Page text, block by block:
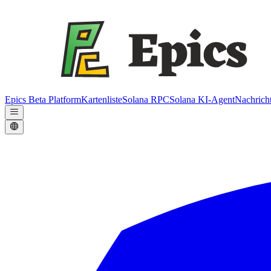
Epics Beta PlatformKartenlisteSolana RPCSolana KI-Agent